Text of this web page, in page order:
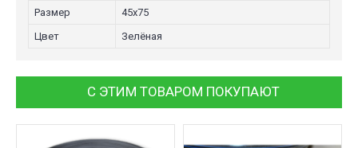
Размер
45х75
Цвет
Зелёная
С ЭТИМ ТОВАРОМ ПОКУПАЮТ